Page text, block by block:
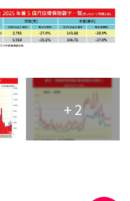
简
責。
詢：
+ 2